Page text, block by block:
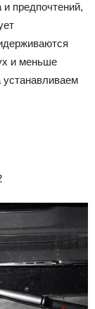
предпочтений,
и меньше
устанавливаем